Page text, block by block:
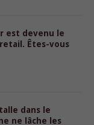
est devenu le
Êtes-vous
dans le
ne lâche les